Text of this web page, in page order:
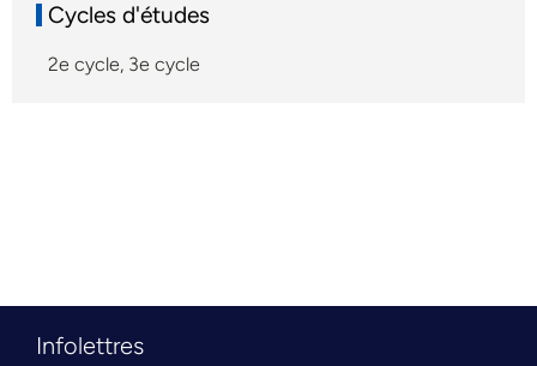
Cycles d'études
2e cycle, 3e cycle
Infolettres